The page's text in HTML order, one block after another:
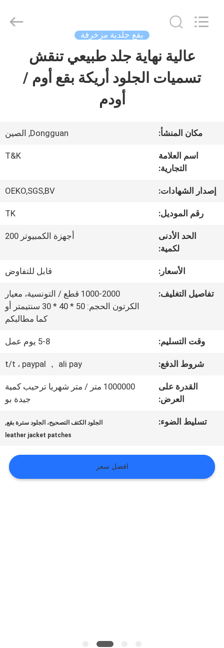
منزل
حول
جولة
المعمل
الجودة
أخبار
جميع
VR
Garment
Accessories
بقع جلدية مزخرفة
عالية نهاية جلد طبيعي تنقش
تسميات الجلود أريكة بقع أوم /
أودم
مكان المنشأ: Dongguan, الصين
اسم العلامة
التجارية:
T&K
إصدار الشهادات: OEKO,SGS,BV
رقم الموديل: TK
الحد الأدنى
لكمية:
أجهزة الكمبيوتر 200
الأسعار: قابل للتفاوض
تفاصيل التغليف:
1000-2000 قطع / التونسية، معيار
الكرتون الحجم: 50 * 40 * 30 سنتيمتر أو
كما مطالبكم
وقت التسليم: 5-8 يوم عمل
شروط الدفع: t/t ، paypal ， ali pay
القدرة على
العرض:
1000000 متر / متر شهريا ترحيب كمية
جيدة بو
تسليط الضوء: الجلود الكتف التصحيح، الجلود سترة بقع,
leather jacket patches
افضل سعر